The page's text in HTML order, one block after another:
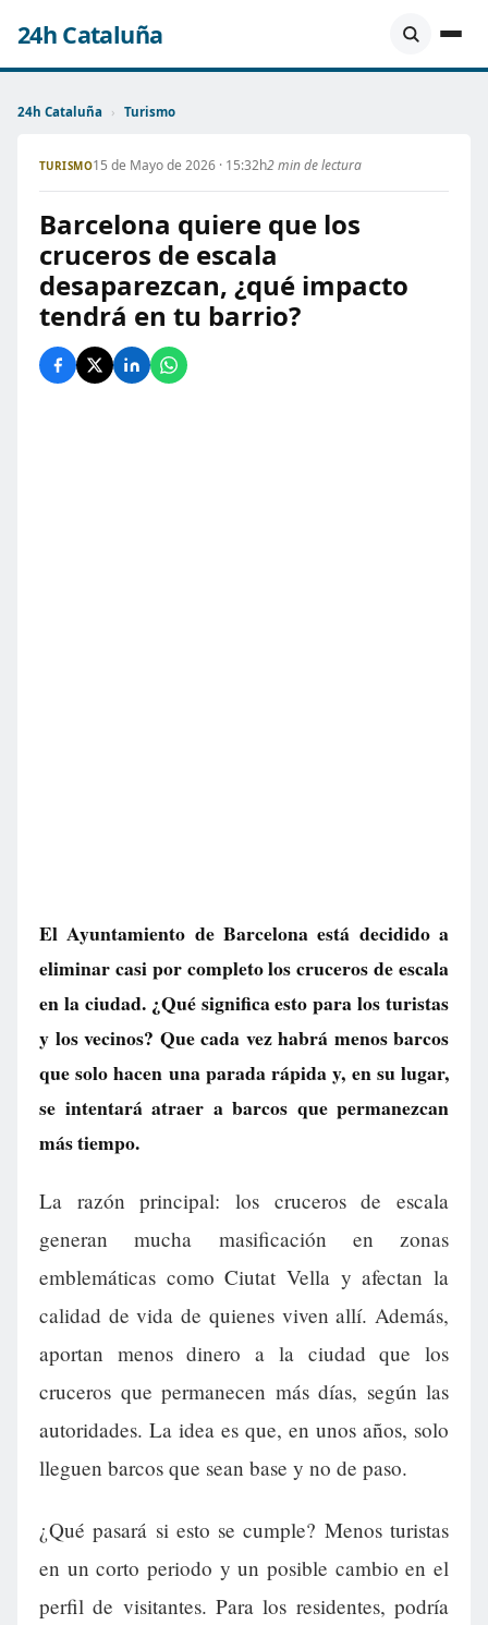
24h Cataluña
24h Cataluña › Turismo
TURISMO15 de Mayo de 2026 · 15:32h2 min de lectura
Barcelona quiere que los
cruceros de escala
desaparezcan, ¿qué impacto
tendrá en tu barrio?
El Ayuntamiento de Barcelona está decidido a
eliminar casi por completo los cruceros de escala
en la ciudad. ¿Qué significa esto para los turistas
y los vecinos? Que cada vez habrá menos barcos
que solo hacen una parada rápida y, en su lugar,
se intentará atraer a barcos que permanezcan
más tiempo.
La razón principal: los cruceros de escala
generan mucha masificación en zonas
emblemáticas como Ciutat Vella y afectan la
calidad de vida de quienes viven allí. Además,
aportan menos dinero a la ciudad que los
cruceros que permanecen más días, según las
autoridades. La idea es que, en unos años, solo
lleguen barcos que sean base y no de paso.
¿Qué pasará si esto se cumple? Menos turistas
en un corto periodo y un posible cambio en el
perfil de visitantes. Para los residentes, podría